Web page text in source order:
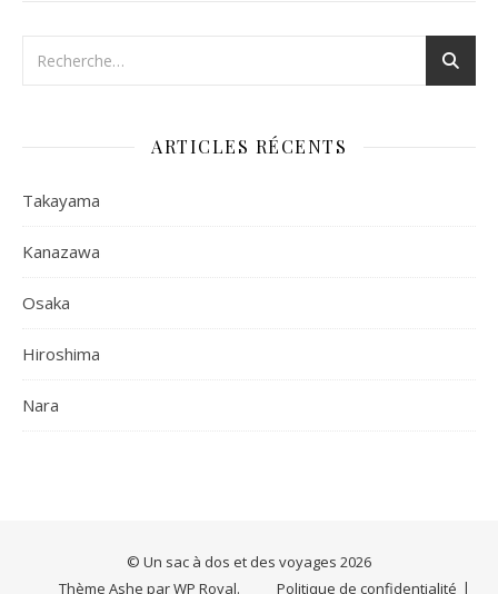
ARTICLES RÉCENTS
Takayama
Kanazawa
Osaka
Hiroshima
Nara
© Un sac à dos et des voyages 2026
Politique de confidentialité
Thème Ashe parWP Royal.